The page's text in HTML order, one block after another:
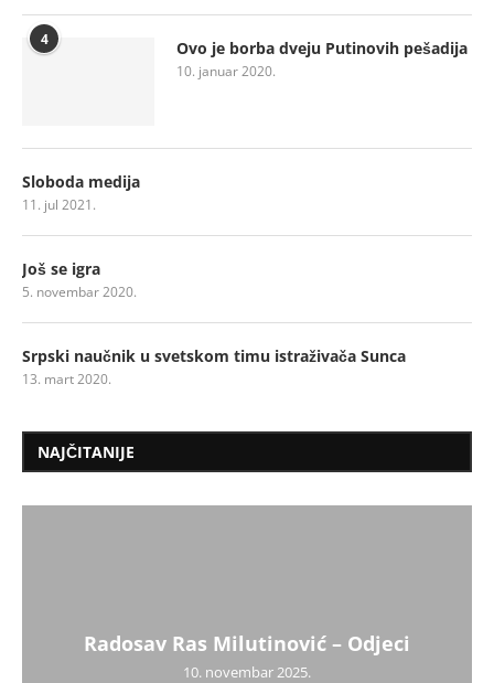
4 Ovo je borba dveju Putinovih pešadija
10. januar 2020.
Sloboda medija
11. jul 2021.
Još se igra
5. novembar 2020.
Srpski naučnik u svetskom timu istraživača Sunca
13. mart 2020.
NAJČITANIJE
Radosav Ras Milutinović – Odjeci
10. novembar 2025.